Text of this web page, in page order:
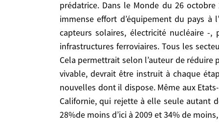
prédatrice. Dans le Monde du 26
immense effort d’équipement du pays à
capteurs solaires, électricité nucléaire -,
infrastructures ferroviaires. Tous les
Cela permettrait selon l’auteur de
vivable, devrait être instruit à chaque
nouvelles dont il dispose. Même aux
Californie, qui rejette à elle seule autant
28%de moins d’ici à 2009 et 34% de moins,
encourageant est la décision de la Californie,
des modèles polluants 28%de moins d’ici à
sociétés n’aient eu le temps de prendre
réagiraient à l’afflux massif de réfugiés
-, à des drames chimiques à répétition. Ou si
l’annonce supplémentaire par les scientifiques
ou dans leurs biens, tous les verroux
particulière des sociétés technologiques et